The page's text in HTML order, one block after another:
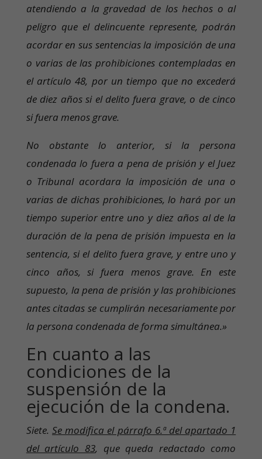
atendiendo a la gravedad de los hechos o al
peligro que el delincuente represente, podrán
acordar en sus sentencias la imposición de una
o varias de las prohibiciones contempladas en
el artículo 48, por un tiempo que no excederá
de diez años si el delito fuera grave, o de cinco
si fuera menos grave.
No obstante lo anterior, si la persona
condenada lo fuera a pena de prisión y el Juez
o Tribunal acordara la imposición de una o
varias de dichas prohibiciones, lo hará por un
tiempo superior entre uno y diez años al de la
duración de la pena de prisión impuesta en la
sentencia, si el delito fuera grave, y entre uno y
cinco años, si fuera menos grave. En este
supuesto, la pena de prisión y las prohibiciones
antes citadas se cumplirán necesariamente por
la persona condenada de forma simultánea.»
En cuanto a las
condiciones de la
suspensión de la
ejecución de la condena.
Siete. Se modifica el párrafo 6.ª del apartado 1
del artículo 83, que queda redactado como